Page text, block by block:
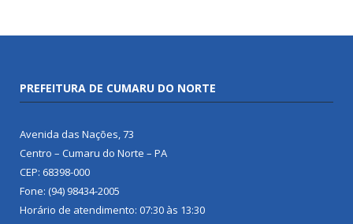
PREFEITURA DE CUMARU DO NORTE
Avenida das Nações, 73
Centro – Cumaru do Norte – PA
CEP: 68398-000
Fone: (94) 98434-2005
Horário de atendimento: 07:30 às 13:30